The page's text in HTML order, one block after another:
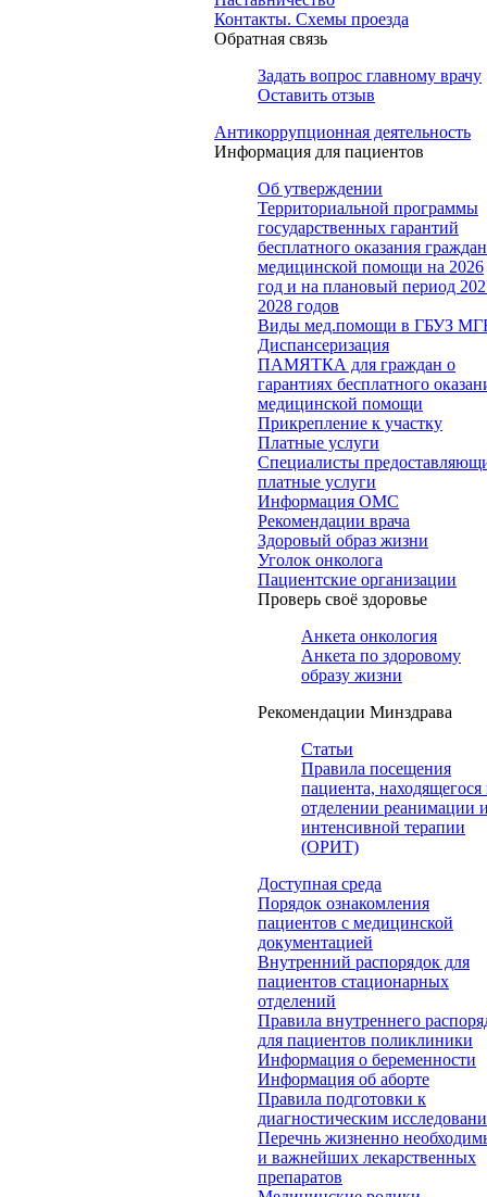
Контакты. Схемы проезда
Обратная связь
Задать вопрос главному врачу
Оставить отзыв
Антикоррупционная деятельность
Информация для пациентов
Об утверждении
Территориальной программы
государственных гарантий
бесплатного оказания
медицинской помощи на 2026
год и на плановый период
2028 годов
Виды мед.помощи в ГБУЗ
Диспансеризация
ПАМЯТКА для граждан о
гарантиях бесплатного
медицинской помощи
Прикрепление к участку
Платные услуги
Специалисты
платные услуги
Информация ОМС
Рекомендации врача
Здоровый образ жизни
Уголок онколога
Пациентские организации
Проверь своё здоровье
Анкета онкология
Анкета по здоровому
образу жизни
Рекомендации Минздрава
Статьи
Правила посещения
пациента, находящегося
отделении реанимации и
интенсивной терапии
(ОРИТ)
Доступная среда
Порядок ознакомления
пациентов с медицинской
документацией
Внутренний распорядок для
пациентов стационарных
отделений
Правила внутреннего
для пациентов поликлиники
Информация о беременности
Информация об аборте
Правила подготовки к
диагностическим
Перечнь жизненно
и важнейших лекарственных
препаратов